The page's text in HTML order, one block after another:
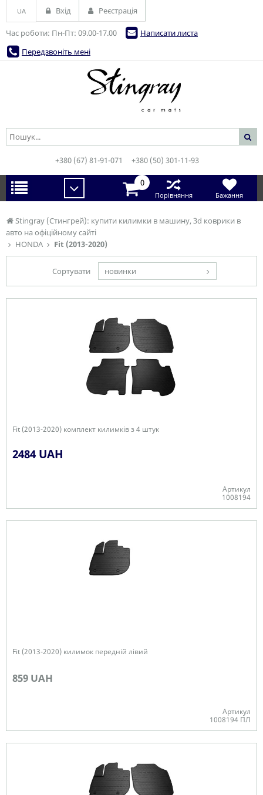
Stingray (Стингрей): купити килимки в машину, 3d коврики в
авто на офіційному сайті
HONDA
Fit (2013-2020)
Сортувати новинки
Fit (2013-2020) комплект килимків з 4 штук
2484 UAH
Артикул
1008194
Fit (2013-2020) килимок передній лівий
859 UAH
Артикул
1008194 ПЛ
Час роботи: Пн-Пт: 09.00-17.00
Написати листа
Передзвоніть мені
UA Вхід Реєстрація
+380 (67) 81-91-071 +380 (50) 301-11-93
0
Порівняння Бажання